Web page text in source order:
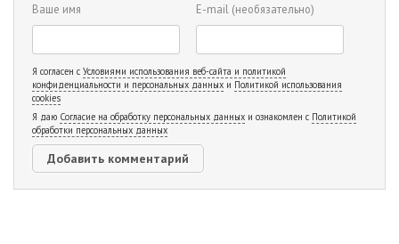
Ваше имя E-mail (необязательно)
Я согласен с Условиями использования веб-сайта и политикой
конфиденциальности и персональных данных и Политикой использования
cookies
Я даю Согласие на обработку персональных данных и ознакомлен с Политикой
обработки персональных данных